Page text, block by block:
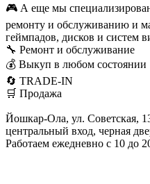
🎮 А еще мы
ремонту и обслуживанию и
геймпадов, дисков и систем
🔧 Ремонт и обслуживание
💰 Выкуп в любом состоянии
🔄 TRADE-IN
🛒 Продажа
Йошкар-Ола, ул. Советская,
центральный вход, черная
Работаем ежедневно с 10 до